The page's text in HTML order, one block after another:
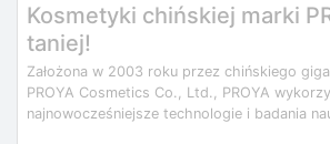
Kosmetyki chińskiej marki
taniej!
Założona w 2003 roku przez chińskiego
PROYA Cosmetics Co., Ltd., PROYA
najnowocześniejsze technologie i badania